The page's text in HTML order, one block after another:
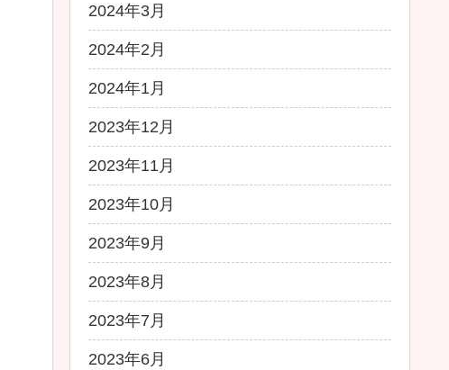
2024年3月
2024年2月
2024年1月
2023年12月
2023年11月
2023年10月
2023年9月
2023年8月
2023年7月
2023年6月